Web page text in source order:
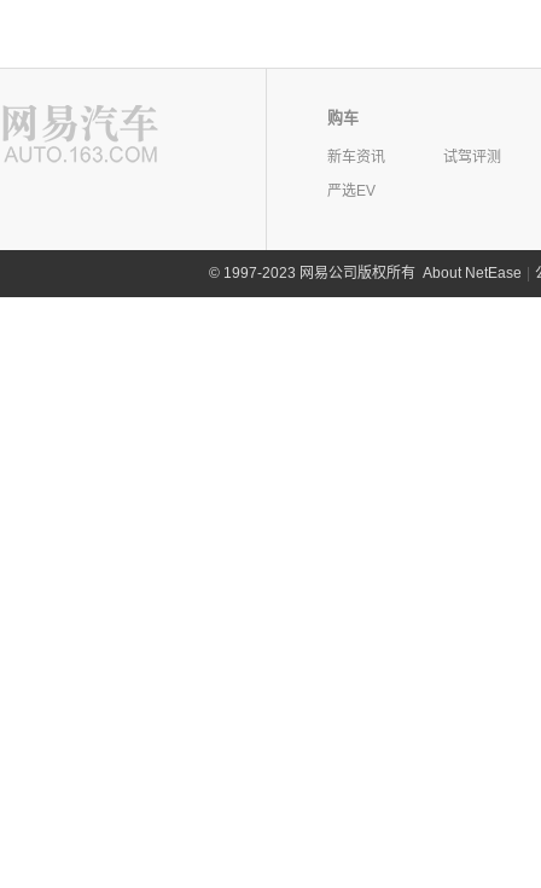
购车
新车资讯
试驾评测
严选EV
©1997-2023 网易公司版权所有 About NetEase